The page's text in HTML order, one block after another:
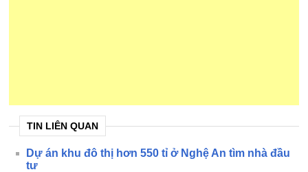
TIN LIÊN QUAN
Dự án khu đô thị hơn 550 tỉ ở Nghệ An tìm nhà đầu
tư